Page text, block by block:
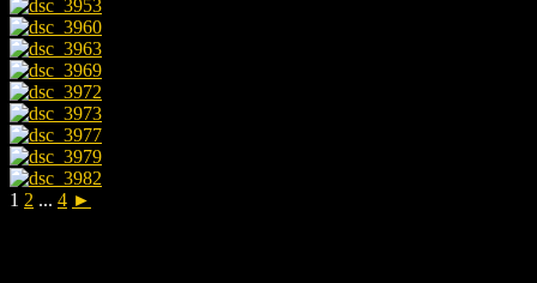
1 2 ... 4 ►